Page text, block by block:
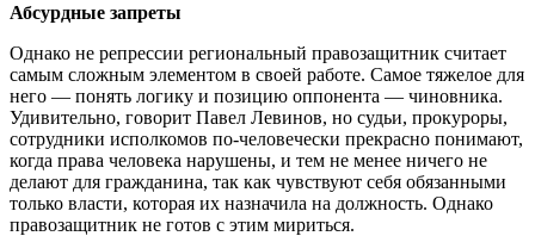
Абсурдные запреты
Однако не репрессии региональный правозащитник считает
самым сложным элементом в своей работе. Самое тяжелое для
него — понять логику и позицию оппонента — чиновника.
Удивительно, говорит Павел Левинов, но судьи, прокуроры,
сотрудники исполкомов по-человечески прекрасно понимают,
когда права человека нарушены, и тем не менее ничего не
делают для гражданина, так как чувствуют себя обязанными
только власти, которая их назначила на должность. Однако
правозащитник не готов с этим мириться.